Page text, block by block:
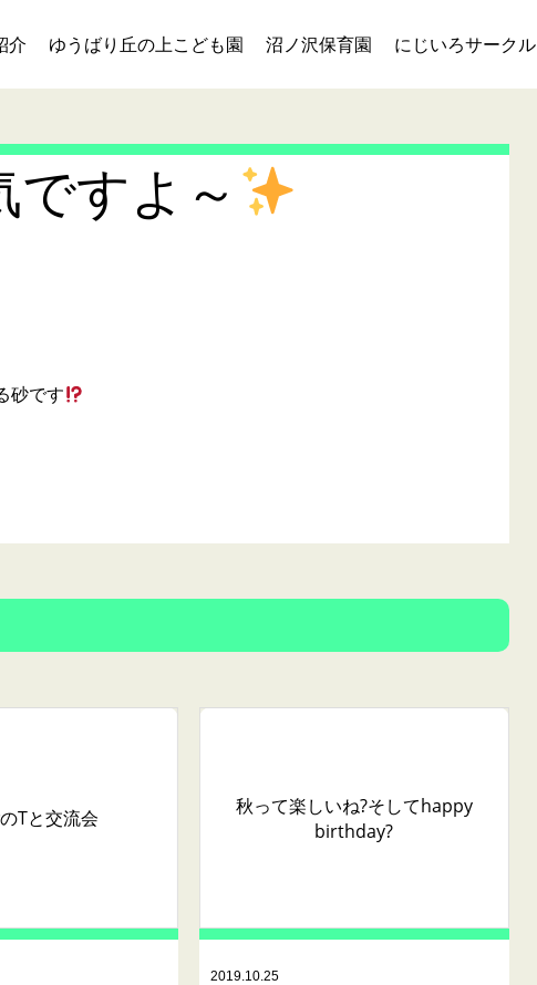
介 ゆうばり丘の上こども園 沼ノ沢保育園 にじいろサークル
ですよ～
砂です
Tと交流会
秋って楽しいね?そしてhappy
birthday?
2019.10.25